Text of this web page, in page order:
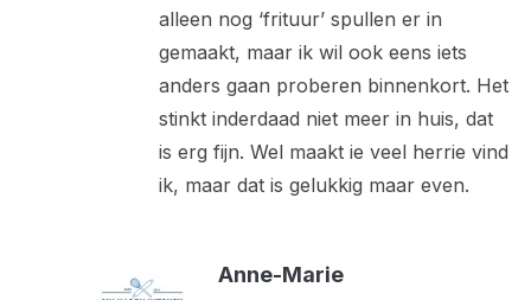
alleen nog ‘frituur’ spullen er in
gemaakt, maar ik wil ook eens iets
anders gaan proberen binnenkort. Het
stinkt inderdaad niet meer in huis, dat
is erg fijn. Wel maakt ie veel herrie vind
ik, maar dat is gelukkig maar even.
Anne-Marie